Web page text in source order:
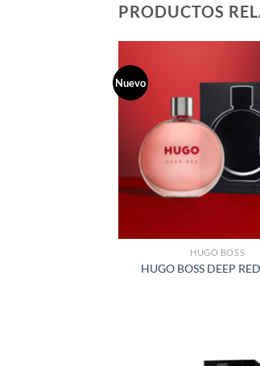
PRODUCTOS
Nuevo
HUGO BOSS
HUGO BOSS DEEP